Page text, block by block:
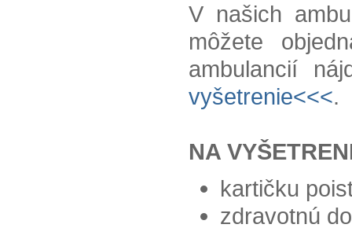
V našich
môžete
ambulancií
vyšetrenie<<<.
NA
kartičku
zdravotnú